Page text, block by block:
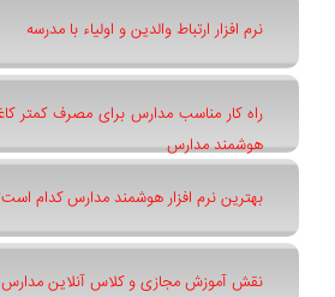
نرم افزار ارتباط والدین و اولیاء با مدرسه
راه کار مناسب مدارس برای مصرف کمتر
هوشمند مدارس
بهترین نرم افزار هوشمند مدارس کدام
نقش آموزش مجازی و کلاس آنلاین مدارس